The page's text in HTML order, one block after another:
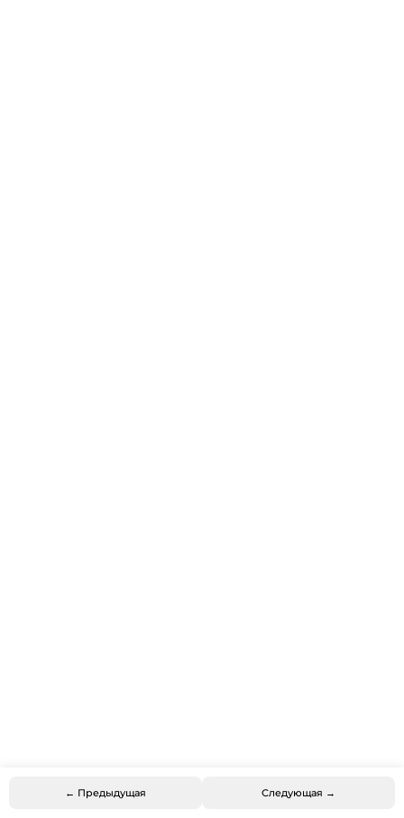
← Предыдущая Следующая →